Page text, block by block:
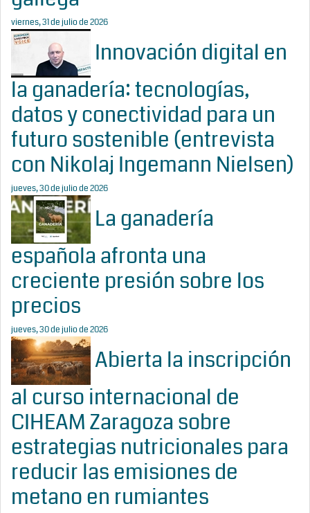
viernes, 31 de julio de 2026
Innovación digital en
la ganadería: tecnologías,
datos y conectividad para un
futuro sostenible (entrevista
con Nikolaj Ingemann Nielsen)
jueves, 30 de julio de 2026
La ganadería
española afronta una
creciente presión sobre los
precios
jueves, 30 de julio de 2026
Abierta la inscripción
al curso internacional de
CIHEAM Zaragoza sobre
estrategias nutricionales para
reducir las emisiones de
metano en rumiantes